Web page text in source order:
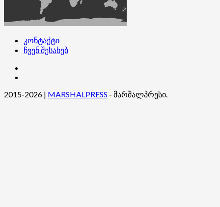
კონტაქტი
ჩვენ შესახებ
2015-2026 | MARSHALPRESS - მარშალპრესი.